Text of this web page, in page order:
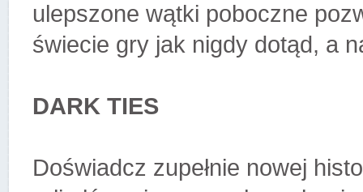
ulepszone wątki poboczne
świecie gry jak nigdy dotąd, a
DARK TIES
Doświadcz zupełnie nowej